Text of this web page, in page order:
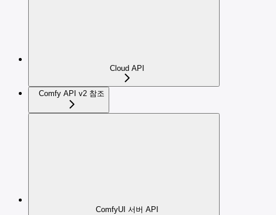
Cloud API
Comfy API v2 참조
ComfyUI 서버 API